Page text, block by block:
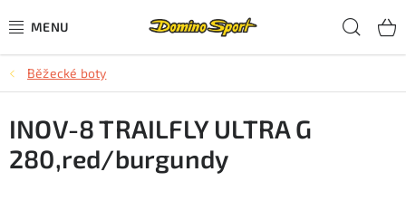
na
CYKLISTIKA
SJEZDOVÉ LYŽOVÁNÍ
SKIALPOVÉ LYŽOVÁNÍ
Běžecké boty
INOV-8 TRAILFLY ULTRA G
280,red/burgundy